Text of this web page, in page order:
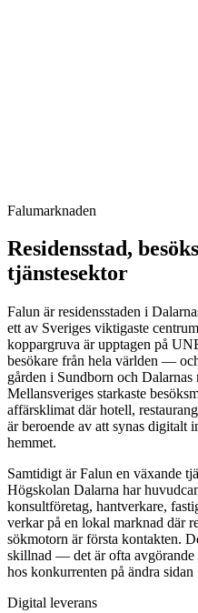
Falumarknaden
Residensstad,
tjänstesektor
Falun är residensstaden i
ett av Sveriges viktigaste
koppargruva är upptagen på
besökare från hela världen —
gården i Sundborn och Dalarnas
Mellansveriges starkaste
affärsklimat där hotell,
är beroende av att synas digitalt
hemmet.
Samtidigt är Falun en växande
Högskolan Dalarna har
konsultföretag, hantverkare,
verkar på en lokal marknad där
sökmotorn är första kontakten.
skillnad — det är ofta avgörande
hos konkurrenten på ändra sidan
Digital leverans